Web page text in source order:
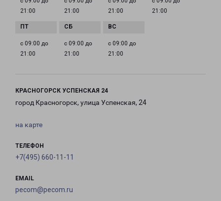
21:00
21:00
21:00
21:00
с 09:00 до
21:00
с 09:00 до
21:00
с 09:00 до
21:00
КРАСНОГОРСК УСПЕНСКАЯ 24
город Красногорск, улица Успенская, 24
на карте
ТЕЛЕФОН
+7(495) 660-11-11
EMAIL
pecom@pecom.ru